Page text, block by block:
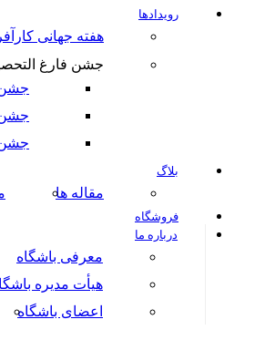
رویدادها
هفته جهانی
جشن فارغ
جشن
جشن
جشن
بلاگ
مقاله ها
فروشگاه
درباره ما
معرفی باشگاه
هیأت مدیره
اعضای باشگاه